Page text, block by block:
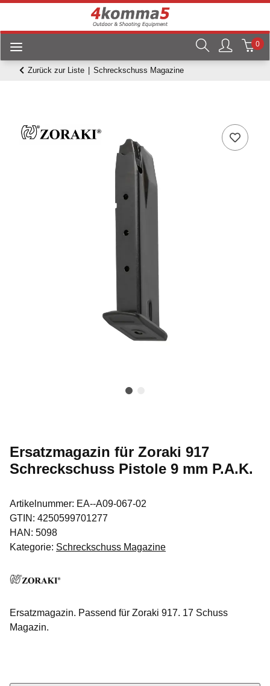
0
Zurück zur Liste Schreckschuss Magazine
Ersatzmagazin für Zoraki 917
Schreckschuss Pistole 9 mm P.A.K.
Artikelnummer: EA--A09-067-02
GTIN: 4250599701277
HAN: 5098
Kategorie: Schreckschuss Magazine
Ersatzmagazin. Passend für Zoraki 917. 17 Schuss
Magazin.